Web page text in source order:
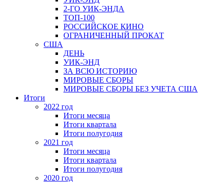
2-ГО УИК-ЭНДА
ТОП-100
РОССИЙСКОЕ КИНО
ОГРАНИЧЕННЫЙ ПРОКАТ
США
ДЕНЬ
УИК-ЭНД
ЗА ВСЮ ИСТОРИЮ
МИРОВЫЕ СБОРЫ
МИРОВЫЕ СБОРЫ БЕЗ УЧЕТА США
Итоги
2022 год
Итоги месяца
Итоги квартала
Итоги полугодия
2021 год
Итоги месяца
Итоги квартала
Итоги полугодия
2020 год